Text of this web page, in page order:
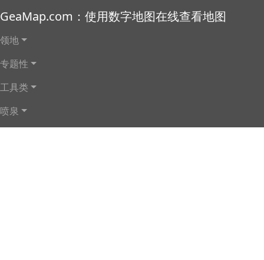
GeaMap.com：使用数字地图在线查看地图
Main navigation
领地
专题性
工具类
喷泉